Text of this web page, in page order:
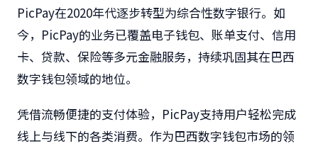
PicPay在2020年代逐步转型为综合性数字银行。如
今，PicPay的业务已覆盖电子钱包、账单支付、信用
卡、贷款、保险等多元金融服务，持续巩固其在巴西
数字钱包领域的地位。
凭借流畅便捷的支付体验，PicPay支持用户轻松完成
线上与线下的各类消费。作为巴西数字钱包市场的领